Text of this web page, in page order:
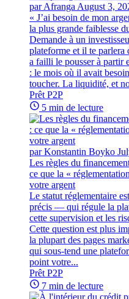
par Afranga August 3,
« J’ai besoin de mon
la plus grande faiblesse
Demande à un
plateforme et il te parlera
a failli le pousser à partir
: le mois où il avait
toucher. La liquidité, et
Prêt P2P
5 min de lecture
par Konstantin Boyko
Les règles du
ce que la «
votre argent
Le statut réglementaire
précis — qui régule la
cette supervision et les
Cette question est plus
la plupart des pages
qui sous-tend une
point votre...
Prêt P2P
7 min de lecture